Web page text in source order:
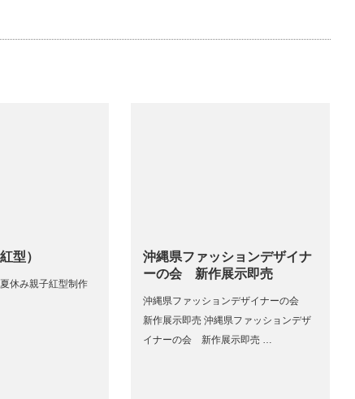
型）
紅型制作
沖縄県ファッションデザイナ
ーの会 新作展示即売
沖縄県ファッションデザイナーの会
新作展示即売 沖縄県ファッションデザ
イナーの会 新作展示即売 …